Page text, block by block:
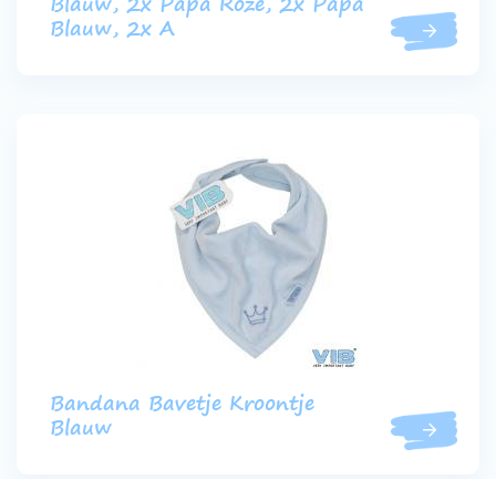
Blauw, 2x A
Bandana Bavetje Kroontje
Blauw